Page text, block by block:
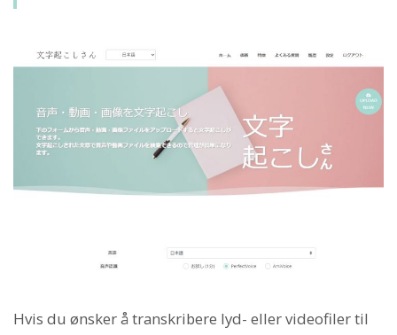
Hvis du ønsker å transkribere lyd- eller videofiler til